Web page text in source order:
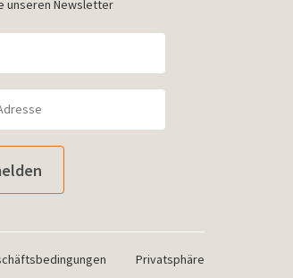
unseren Newsletter
Privatsphäre